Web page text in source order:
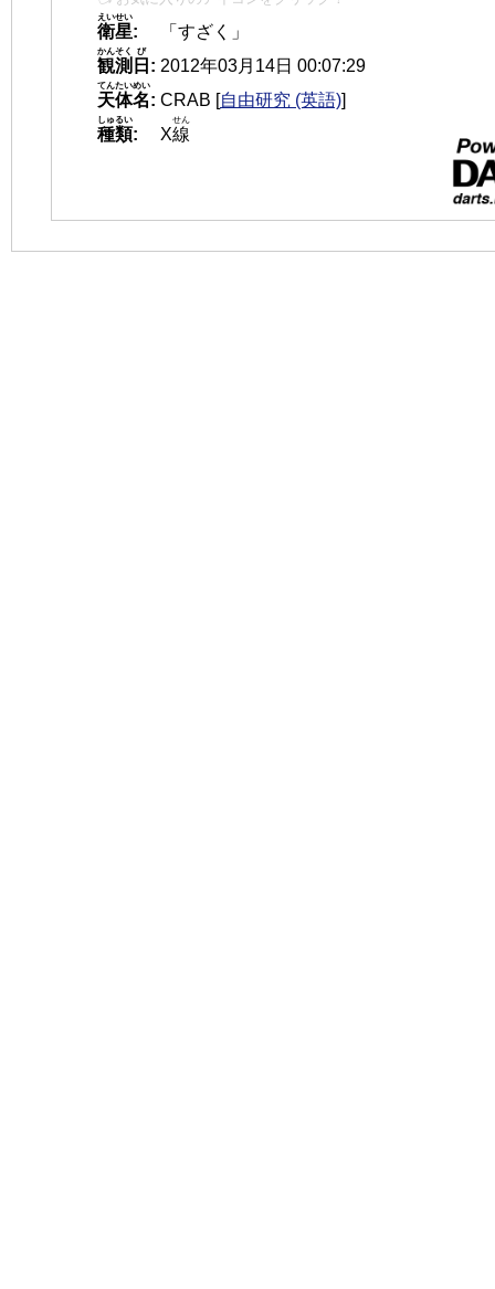
衛星
えいせい
:
「すざく」
観測
かんそく
日
び
: 2012年03月14日 00:07:29
天体名
てんたいめい
: CRAB [自由研究 (英語)]
種類
しゅるい
: X線
せん